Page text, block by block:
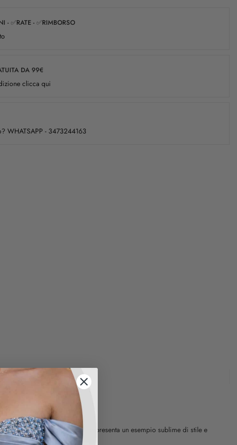
- ✅RATE - ✅RIMBORSO
DA 99€
clicca qui
WHATSAPP - 3473244163
da Mimi, questo pezzo rappresenta un esempio sublime di stile e